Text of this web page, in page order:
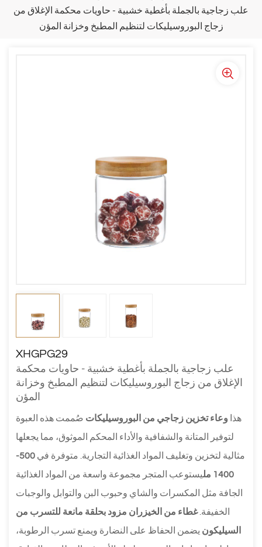
علب زجاجية بالجملة بأغطية خشبية - حاويات محكمة الإغلاق من
زجاج البوروسيليكات لتنظيم المطبخ وخزانة المؤن
XHGPG29
علب زجاجية بالجملة بأغطية خشبية - حاويات محكمة
الإغلاق من زجاج البوروسيليكات لتنظيم المطبخ وخزانة
المؤن
هذا وعاء تخزين زجاجي من البوروسيليكات صُممت هذه العبوة
لتوفير المتانة والشفافية والأداء المحكم الموثوق، مما يجعلها
مثالية لتخزين وتغليف المواد الغذائية التجارية. متوفرة في
500-
1400 مل
يستوعب المتجر مجموعة واسعة من المواد الغذائية
الجافة مثل المكسرات والشاي وحبوب البن والتوابل والوجبات
الخفيفة.غطاء من الخيزران مزود بحلقة مانعة للتسرب من
السيليكون يضمن الحفاظ على النضارة ويمنع تسرب الرطوبة،